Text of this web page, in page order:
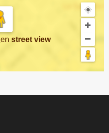
en street view